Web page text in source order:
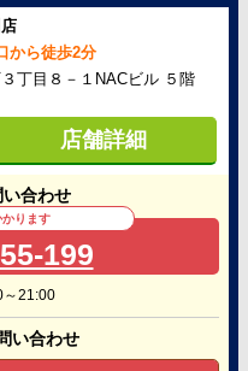
から徒歩2分
丁目８－１NACビル ５階
店舗詳細
合わせ
かります
199
～21:00
い合わせ